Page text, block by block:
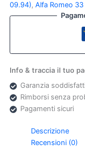
33
(Magneti
09.94), Alfa Romeo
Info & traccia il tuo
Garanzia
Rimborsi senza
Pagamenti sicuri
Descrizione
Recensioni (0)